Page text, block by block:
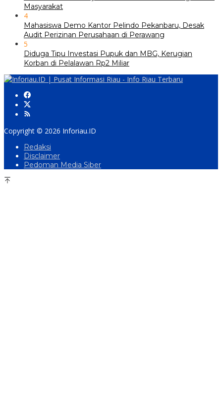
Masyarakat
4
Mahasiswa Demo Kantor Pelindo Pekanbaru, Desak
Audit Perizinan Perusahaan di Perawang
5
Diduga Tipu Investasi Pupuk dan MBG, Kerugian
Korban di Pelalawan Rp2 Miliar
Copyright © 2026 Inforiau.ID
Redaksi
Disclaimer
Pedoman Media Siber